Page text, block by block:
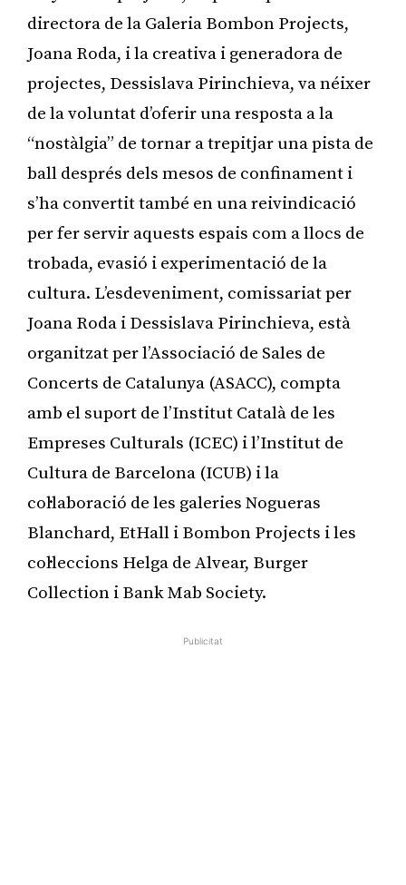
directora de la Galeria Bombon Projects,
Joana Roda, i la creativa i generadora de
projectes, Dessislava Pirinchieva, va néixer
de la voluntat d’oferir una resposta a la
“nostàlgia” de tornar a trepitjar una pista de
ball després dels mesos de confinament i
s’ha convertit també en una reivindicació
per fer servir aquests espais com a llocs de
trobada, evasió i experimentació de la
cultura. L’esdeveniment, comissariat per
Joana Roda i Dessislava Pirinchieva, està
organitzat per l’Associació de Sales de
Concerts de Catalunya (ASACC), compta
amb el suport de l’Institut Català de les
Empreses Culturals (ICEC) i l’Institut de
Cultura de Barcelona (ICUB) i la
col·laboració de les galeries Nogueras
Blanchard, EtHall i Bombon Projects i les
col·leccions Helga de Alvear, Burger
Collection i Bank Mab Society.
Publicitat